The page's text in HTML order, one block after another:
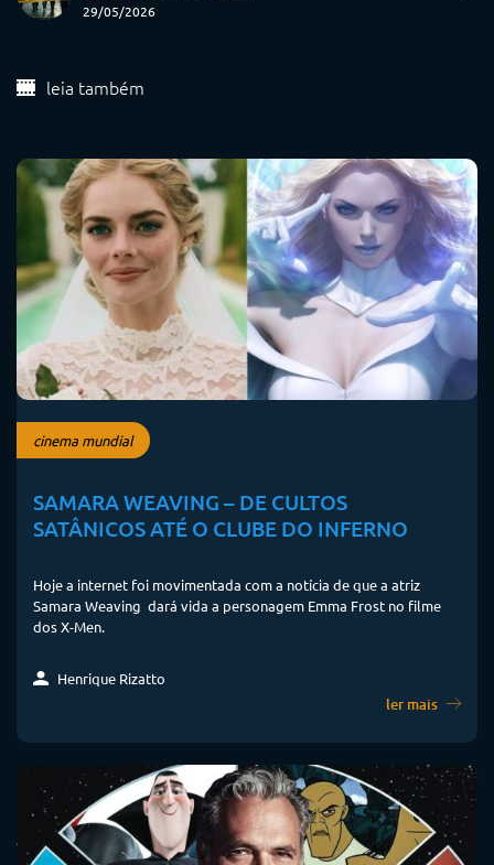
29/05/2026
leia também
cinema mundial
SAMARA WEAVING – DE CULTOS
SATÂNICOS ATÉ O CLUBE DO INFERNO
Hoje a internet foi movimentada com a notícia de que a atriz
Samara Weaving dará vida a personagem Emma Frost no filme
dos X-Men.
Henrique Rizatto
ler mais